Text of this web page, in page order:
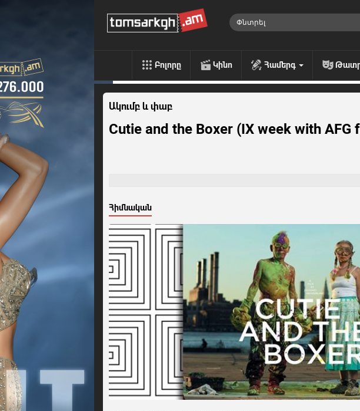
Բոլորը Կինո Համերգ
Ակումբ և փաբ
Cutie and the Boxer (IX week with AFG
Հիմնական